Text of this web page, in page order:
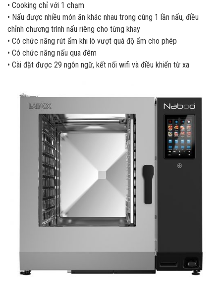
• Cooking chỉ với 1 chạm
• Nấu được nhiều món ăn khác nhau trong cùng 1 lần nấu, điều
chỉnh chương trình nấu riêng cho từng khay
• Có chức năng rút ẩm khi lò vượt quá độ ẩm cho phép
• Có chức năng nấu qua đêm
• Cài đặt được 29 ngôn ngữ, kết nối wifi và điều khiển từ xa